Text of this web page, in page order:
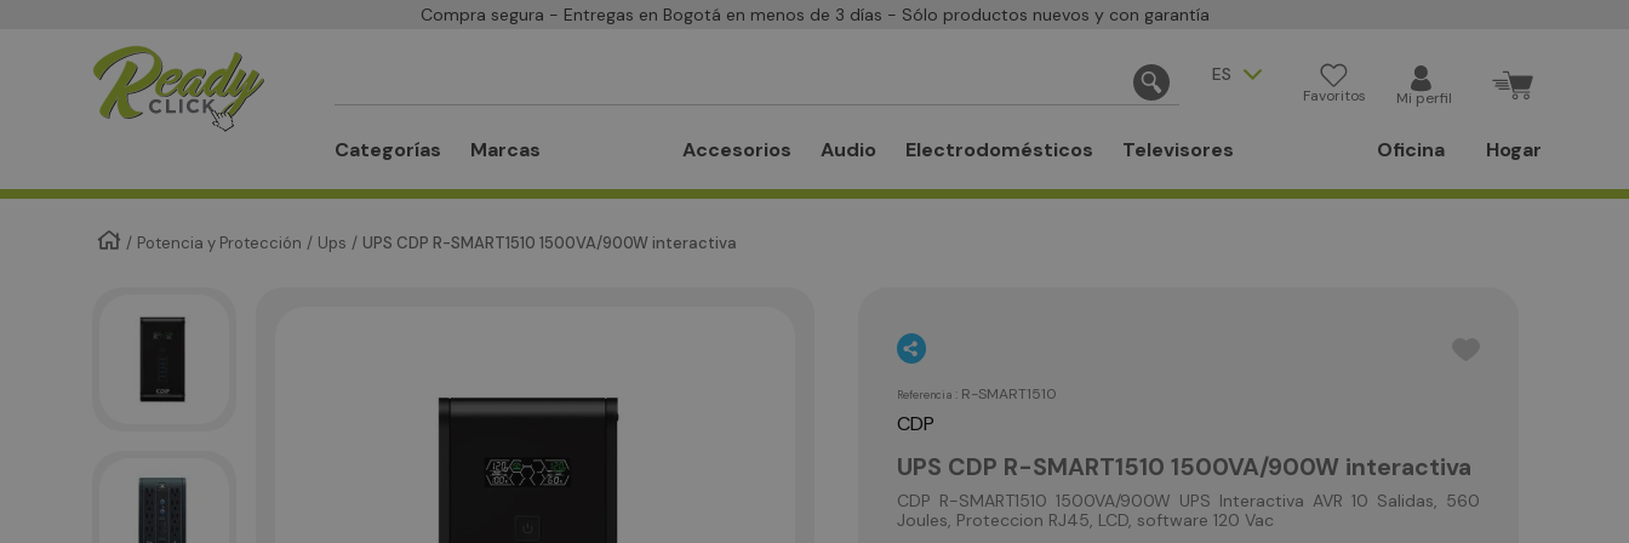
Compra segura - Entregas en Bogotá en menos de 3 días - Sólo productos nuevos y con garantía
ES
Favoritos Mi perfil
Categorías Marcas Accesorios Audio Electrodomésticos Televisores Oficina Hogar
Potencia y Protección Ups UPS CDP R-SMART1510 1500VA/900W interactiva
Referencia : R-SMART1510
CDP
UPS CDP R-SMART1510 1500VA/900W interactiva
CDP R-SMART1510 1500VA/900W UPS Interactiva AVR 10 Salidas, 560
Joules, Proteccion RJ45, LCD, software 120 Vac